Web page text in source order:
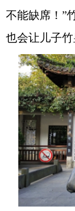
不能缺席！”
也会让儿子竹